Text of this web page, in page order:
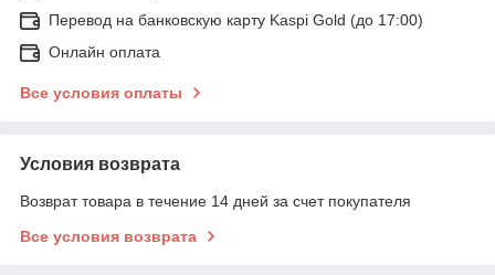
Перевод на банковскую карту Kaspi Gold (до 17:00)
Онлайн оплата
Все условия оплаты
Условия возврата
Возврат товара в течение 14 дней за счет покупателя
Все условия возврата